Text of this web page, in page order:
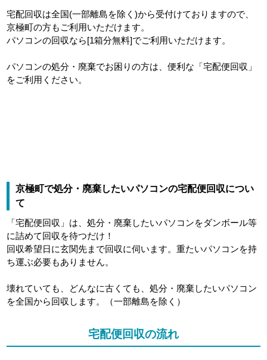
宅配回収は全国(一部離島を除く)から受付けておりますので、
京極町の方もご利用いただけます。
パソコンの回収なら[1箱分無料]でご利用いただけます。
パソコンの処分・廃棄でお困りの方は、便利な「宅配便回収」
をご利用ください。
京極町で処分・廃棄したいパソコンの宅配便回収につい
て
「宅配便回収」は、処分・廃棄したいパソコンをダンボール等
に詰めて回収を待つだけ！
回収希望日に玄関先まで回収に伺います。重たいパソコンを持
ち運ぶ必要もありません。
壊れていても、どんなに古くても、処分・廃棄したいパソコン
を全国から回収します。（一部離島を除く）
宅配便回収の流れ